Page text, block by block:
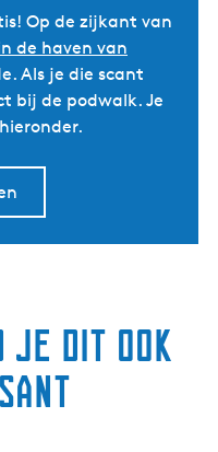
Op de zijkant van
de haven van
Als je die scant
bij de podwalk. Je
je dit ook